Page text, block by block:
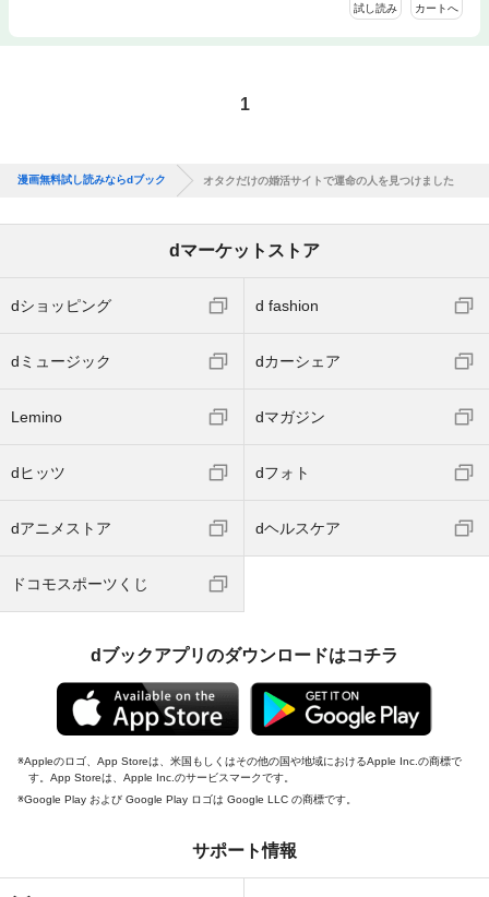
試し読み カートへ
1
漫画無料試し読みならdブック オタクだけの婚活サイトで運命の人を見つけました
dマーケットストア
dショッピング d fashion
dミュージック dカーシェア
Lemino dマガジン
dヒッツ dフォト
dアニメストア dヘルスケア
ドコモスポーツくじ
dブックアプリのダウンロードはコチラ
Appleのロゴ、App Storeは、米国もしくはその他の国や地域におけるApple Inc.の商標で
す。App Storeは、Apple Inc.のサービスマークです。
Google Play および Google Play ロゴは Google LLC の商標です。
サポート情報